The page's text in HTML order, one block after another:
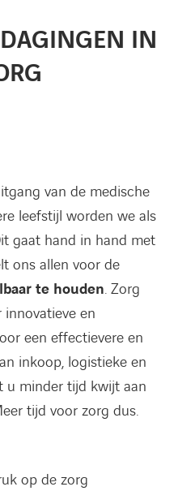
IN
van de medische
leefstijl worden we als
gaat hand in hand met
ons allen voor de
te houden. Zorg
en
een effectievere en
inkoop, logistieke en
u minder tijd kwijt aan
tijd voor zorg dus.
op de zorg